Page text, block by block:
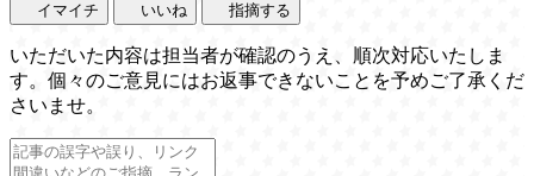
イマイチ いいね 指摘する
いただいた内容は担当者が確認のうえ、順次対応いたしま
す。個々のご意見にはお返事できないことを予めご了承くだ
さいませ。